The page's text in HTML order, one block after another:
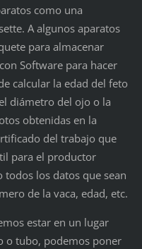
como una
A algunos aparatos
para almacenar
Software para hacer
calcular la edad del feto
diámetro del ojo o la
obtenidas en la
del trabajo que
para el productor
los datos que sean
de la vaca, edad, etc.
estar en un lugar
o tubo, podemos poner